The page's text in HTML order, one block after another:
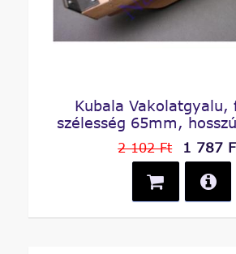
Kubala Vakolatgyalu,
szélesség 65mm,
2 102 Ft 1 787